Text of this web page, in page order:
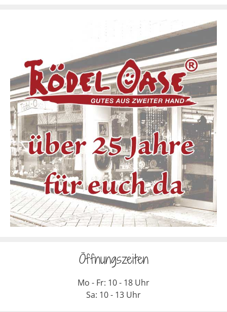
Öffnungszeiten
Mo - Fr: 10 - 18 Uhr
Sa: 10 - 13 Uhr